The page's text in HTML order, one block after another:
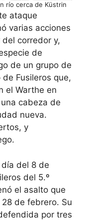
río cerca de Küstrin
ataque
varias acciones
corredor y,
de
de un grupo de
Fusileros que,
el Warthe en
cabeza de
nueva.
y
del 8 de
del 5.º
el asalto que
de febrero. Su
por tres